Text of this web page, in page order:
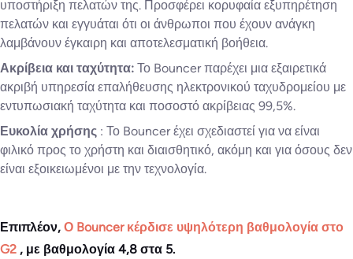
υποστήριξη πελατών της. Προσφέρει κορυφαία εξυπηρέτηση
πελατών και εγγυάται ότι οι άνθρωποι που έχουν ανάγκη
λαμβάνουν έγκαιρη και αποτελεσματική βοήθεια.
Ακρίβεια και ταχύτητα: Το Bouncer παρέχει μια εξαιρετικά
ακριβή υπηρεσία επαλήθευσης ηλεκτρονικού ταχυδρομείου με
εντυπωσιακή ταχύτητα και ποσοστό ακρίβειας 99,5%.
Ευκολία χρήσης : Το Bouncer έχει σχεδιαστεί για να είναι
φιλικό προς το χρήστη και διαισθητικό, ακόμη και για όσους δεν
είναι εξοικειωμένοι με την τεχνολογία.
Επιπλέον, Ο Bouncer κέρδισε υψηλότερη βαθμολογία στο
G2 , με βαθμολογία 4,8 στα 5.